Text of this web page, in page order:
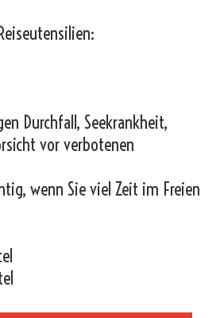
Durchfall, Seekrankheit,
vor verbotenen
wenn Sie viel Zeit im Freien